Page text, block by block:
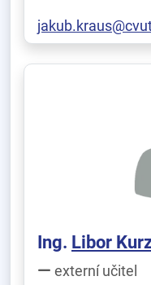
Ing. Libor
externí učitel